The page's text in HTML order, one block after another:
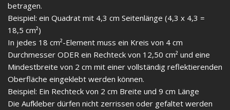
betragen.
Beispiel: ein Quadrat mit 4,3 cm Seitenlänge (4,3 x 4,3 =
18,5 cm²)
In jedes 18 cm²-Element muss ein Kreis von 4 cm
Durchmesser ODER ein Rechteck von 12,50 cm² und eine
Mindestbreite von 2 cm mit einer vollständig reflektierenden
Oberfläche eingeklebt werden können.
Beispiel: Ein Rechteck von 2 cm Breite und 9 cm Länge
Die Aufkleber dürfen nicht zerrissen oder gefaltet werden